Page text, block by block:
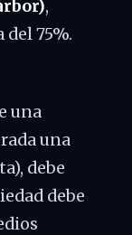
,
75%.
una
una
debe
debe